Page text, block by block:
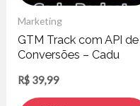
Marketing
GTM Track com API de
Conversões – Cadu
R$ 39,99